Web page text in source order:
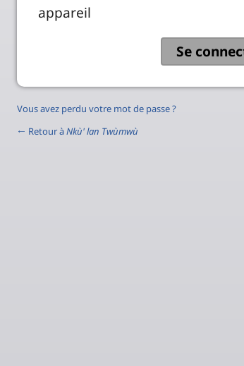
appareil
Vous avez perdu votre mot de passe ?
← Retour àNkù' lan Twùmwù